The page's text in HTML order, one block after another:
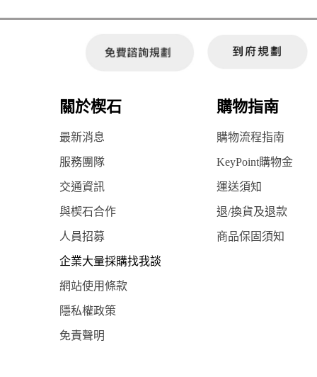
關於楔石 購物指南
最新消息 購物流程指南
服務團隊 KeyPoint購物金
交通資訊 運送須知
與楔石合作 退/換貨及退款
人員招募 商品保固須知
企業大量採購找我談
網站使用條款
隱私權政策
免責聲明